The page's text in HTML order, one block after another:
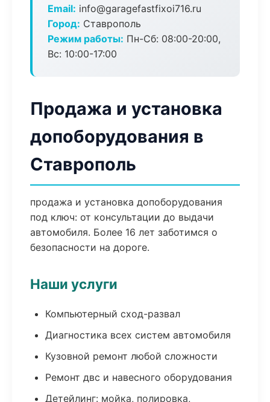
Email: info@garagefastfixoi716.ru
Город: Ставрополь
Режим работы: Пн-Сб: 08:00-20:00,
Вс: 10:00-17:00
Продажа и установка
допоборудования в
Ставрополь
продажа и установка допоборудования
под ключ: от консультации до выдачи
автомобиля. Более 16 лет заботимся о
безопасности на дороге.
Наши услуги
Компьютерный сход-развал
Диагностика всех систем автомобиля
Кузовной ремонт любой сложности
Ремонт двс и навесного оборудования
Детейлинг: мойка, полировка,